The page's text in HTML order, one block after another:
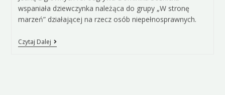
wspaniała dziewczynka należąca do grupy „W stronę
marzeń” działającej na rzecz osób niepełnosprawnych.
Czytaj Dalej